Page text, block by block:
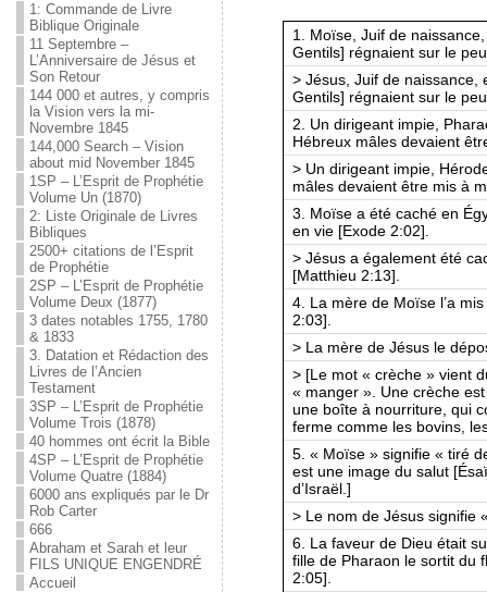
1: Commande de Livre
Biblique Originale
11 Septembre –
L’Anniversaire de Jésus et
Son Retour
144 000 et autres, y compris
la Vision vers la mi-
Novembre 1845
144,000 Search – Vision
about mid November 1845
1SP – L’Esprit de Prophétie
Volume Un (1870)
2: Liste Originale de Livres
Bibliques
2500+ citations de l’Esprit
de Prophétie
2SP – L’Esprit de Prophétie
Volume Deux (1877)
3 dates notables 1755, 1780
& 1833
3. Datation et Rédaction des
Livres de l’Ancien
Testament
3SP – L’Esprit de Prophétie
Volume Trois (1878)
40 hommes ont écrit la Bible
4SP – L’Esprit de Prophétie
Volume Quatre (1884)
6000 ans expliqués par le Dr
Rob Carter
666
Abraham et Sarah et leur
FILS UNIQUE ENGENDRÉ
Accueil
1. Moïse, Juif de
Gentils] régnaient sur le
> Jésus, Juif de naissance,
Gentils] régnaient sur le
2. Un dirigeant impie,
Hébreux mâles devaient
> Un dirigeant impie,
mâles devaient être mis à
3. Moïse a été caché en
en vie [Exode 2:02].
> Jésus a également été
[Matthieu 2:13].
4. La mère de Moïse l’a
2:03].
> La mère de Jésus le
> [Le mot « crèche » vient
« manger ». Une crèche
une boîte à nourriture, qui
ferme comme les bovins,
5. « Moïse » signifie « tiré
est une image du salut
d’Israël.]
> Le nom de Jésus signifie
6. La faveur de Dieu était
fille de Pharaon le sortit du
2:05].